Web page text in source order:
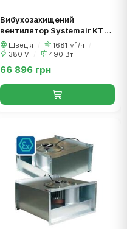
Вибухозахищений
вентилятор Systemair KTEX
50-25-4
Швеція 1681 м³/ч
380 V
490 Вт
66 896 грн